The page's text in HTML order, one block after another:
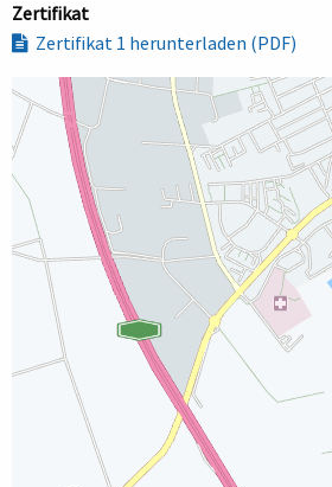
Zertifikat
Zertifikat 1 herunterladen (PDF)